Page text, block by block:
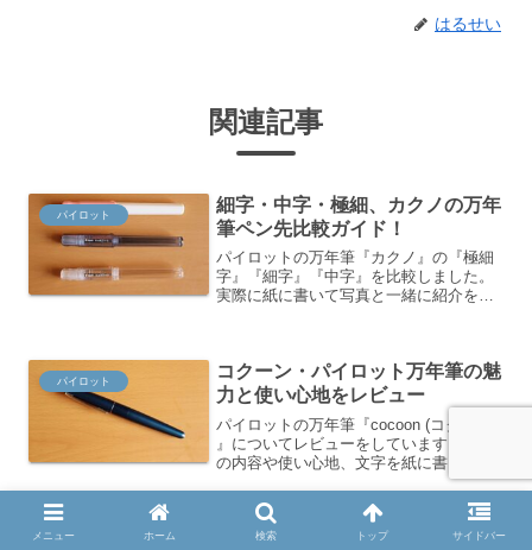
はるせい
関連記事
パイロット
細字・中字・極細、カクノの万年
筆ペン先比較ガイド！
パイロットの万年筆『カクノ』の『極細
字』『細字』『中字』を比較しました。
実際に紙に書いて写真と一緒に紹介をし
い人や、どの字幅の万年筆を購入しよう
か迷っている人、必見です。
パイロット
コクーン・パイロット万年筆の魅
力と使い心地をレビュー
パイロットの万年筆『cocoon (コクーン)
』についてレビューをしています。製品
の内容や使い心地、文字を紙に書いた様
子など、わかりやすく説明をしていま
す。飽きのこないシンプルなデザイン
は、初心者の方も万年筆になれた方にも
オススメです。
初心者におすすめの万年筆5選！
メニュー ホーム 検索 トップ サイドバー